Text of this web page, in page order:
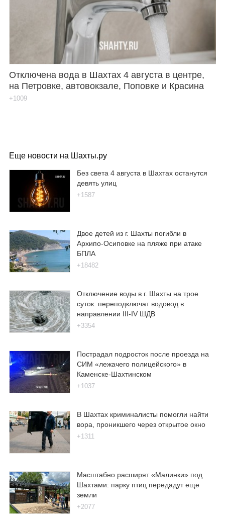
Отключена вода в Шахтах 4 августа в центре,
на Петровке, автовокзале, Поповке и Красина
+1009
Еще новости на Шахты.ру
Без света 4 августа в Шахтах останутся
девять улиц
+1587
Двое детей из г. Шахты погибли в
Архипо-Осиповке на пляже при атаке
БПЛА
+18482
Отключение воды в г. Шахты на трое
суток: переподключат водовод в
направлении III-IV ШДВ
+3354
Пострадал подросток после проезда на
СИМ «лежачего полицейского» в
Каменске-Шахтинском
+1037
В Шахтах криминалисты помогли найти
вора, проникшего через открытое окно
+1311
Масштабно расширят «Малинки» под
Шахтами: парку птиц передадут еще
земли
+2077